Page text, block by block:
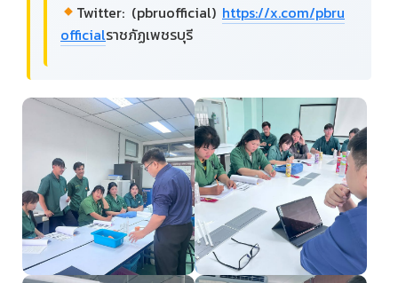
Twitter: (pbruofficial) https://x.com/pbru
officialราชภัฏเพชรบุรี